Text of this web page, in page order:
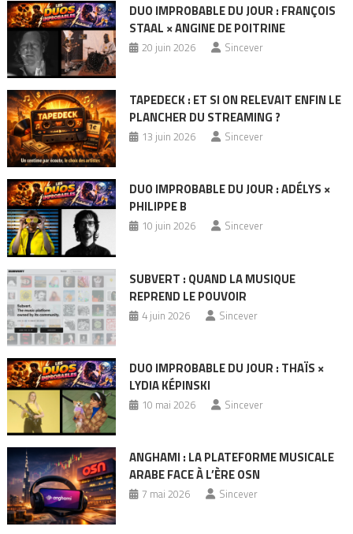
DUO IMPROBABLE DU JOUR : FRANÇOIS
STAAL × ANGINE DE POITRINE
20 juin 2026 Sincever
TAPEDECK : ET SI ON RELEVAIT ENFIN LE
PLANCHER DU STREAMING ?
13 juin 2026 Sincever
DUO IMPROBABLE DU JOUR : ADÉLYS ×
PHILIPPE B
10 juin 2026 Sincever
SUBVERT : QUAND LA MUSIQUE
REPREND LE POUVOIR
4 juin 2026 Sincever
DUO IMPROBABLE DU JOUR : THAÏS ×
LYDIA KÉPINSKI
10 mai 2026 Sincever
ANGHAMI : LA PLATEFORME MUSICALE
ARABE FACE À L’ÈRE OSN
7 mai 2026 Sincever